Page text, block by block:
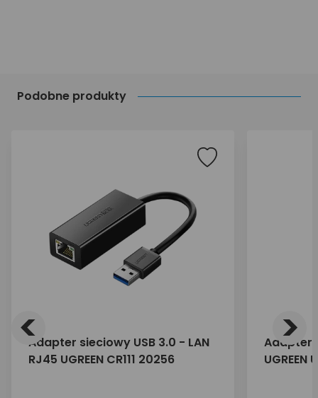
Podobne produkty
Adapter sieciowy USB 3.0 - LAN
RJ45 UGREEN CR111 20256
Adapter
UGREEN
< >